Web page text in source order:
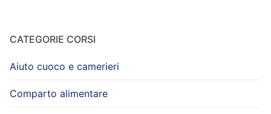
CATEGORIE CORSI
Aiuto cuoco e camerieri
Comparto alimentare